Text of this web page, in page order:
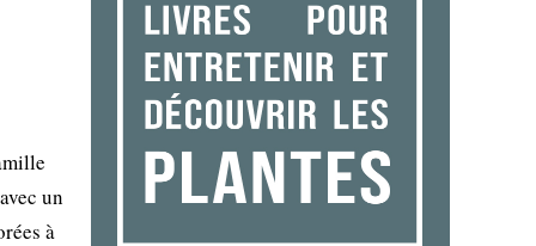
un
à